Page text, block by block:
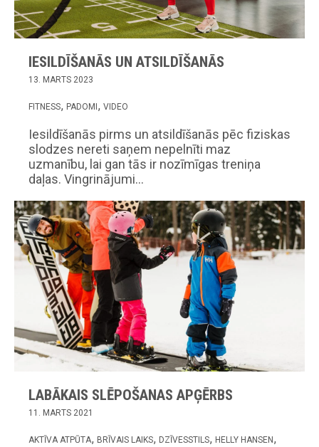
IESILDĪŠANĀS UN ATSILDĪŠANĀS
13. MARTS 2023
FITNESS PADOMI VIDEO
Iesildīšanās pirms un atsildīšanās pēc fiziskas
slodzes nereti saņem nepelnīti maz
uzmanību, lai gan tās ir nozīmīgas treniņa
daļas. Vingrinājumi…
LABĀKAIS SLĒPOŠANAS APĢĒRBS
11. MARTS 2021
AKTĪVA ATPŪTA BRĪVAIS LAIKS DZĪVESSTILS
HELLY HANSEN